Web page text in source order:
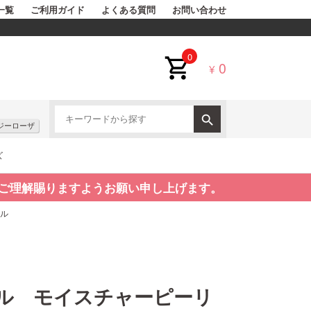
覧 ご利用ガイド よくある質問 お問い合わせ
0
¥ 0
ーローザ
解賜りますようお願い申し上げます。
モイスチャーピーリ